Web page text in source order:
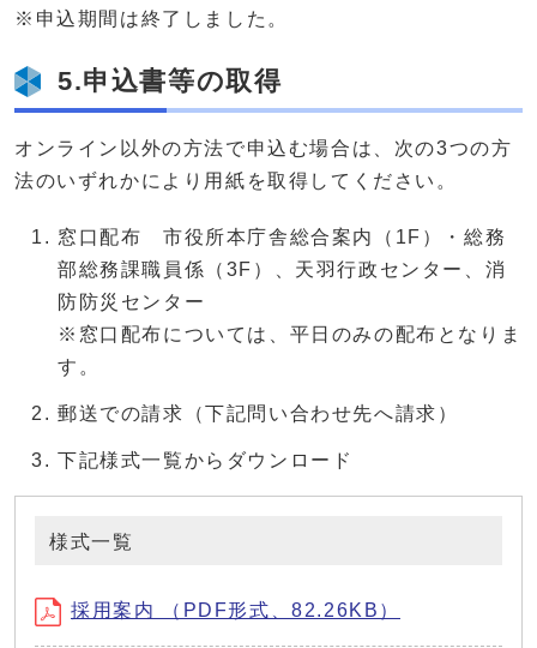
※申込期間は終了しました。
5.申込書等の取得
オンライン以外の方法で申込む場合は、次の3つの方
法のいずれかにより用紙を取得してください。
窓口配布 市役所本庁舎総合案内（1F）・総務
部総務課職員係（3F）、天羽行政センター、消
防防災センター
※窓口配布については、平日のみの配布となりま
す。
郵送での請求（下記問い合わせ先へ請求）
下記様式一覧からダウンロード
様式一覧
採用案内 （PDF形式、82.26KB）